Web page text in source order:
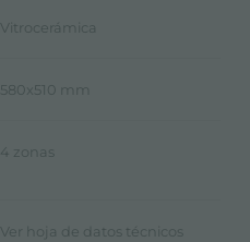
Vitrocerámica
580x510 mm
4 zonas
Ver hoja de datos técnicos